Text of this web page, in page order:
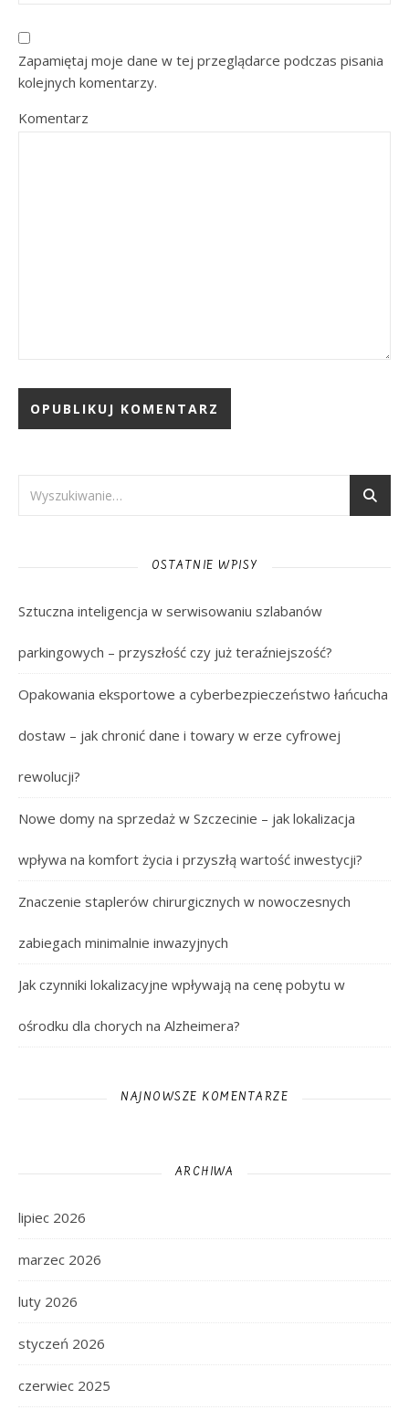
Zapamiętaj moje dane w tej przeglądarce podczas pisania
kolejnych komentarzy.
Komentarz
OSTATNIE WPISY
Sztuczna inteligencja w serwisowaniu szlabanów
parkingowych – przyszłość czy już teraźniejszość?
Opakowania eksportowe a cyberbezpieczeństwo łańcucha
dostaw – jak chronić dane i towary w erze cyfrowej
rewolucji?
Nowe domy na sprzedaż w Szczecinie – jak lokalizacja
wpływa na komfort życia i przyszłą wartość inwestycji?
Znaczenie staplerów chirurgicznych w nowoczesnych
zabiegach minimalnie inwazyjnych
Jak czynniki lokalizacyjne wpływają na cenę pobytu w
ośrodku dla chorych na Alzheimera?
NAJNOWSZE KOMENTARZE
ARCHIWA
lipiec 2026
marzec 2026
luty 2026
styczeń 2026
czerwiec 2025